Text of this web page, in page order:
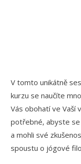
V tomto unikátně
kurzu se naučíte
Vás obohatí ve Vaší
potřebné, abyste
a mohli své
spoustu o jógové